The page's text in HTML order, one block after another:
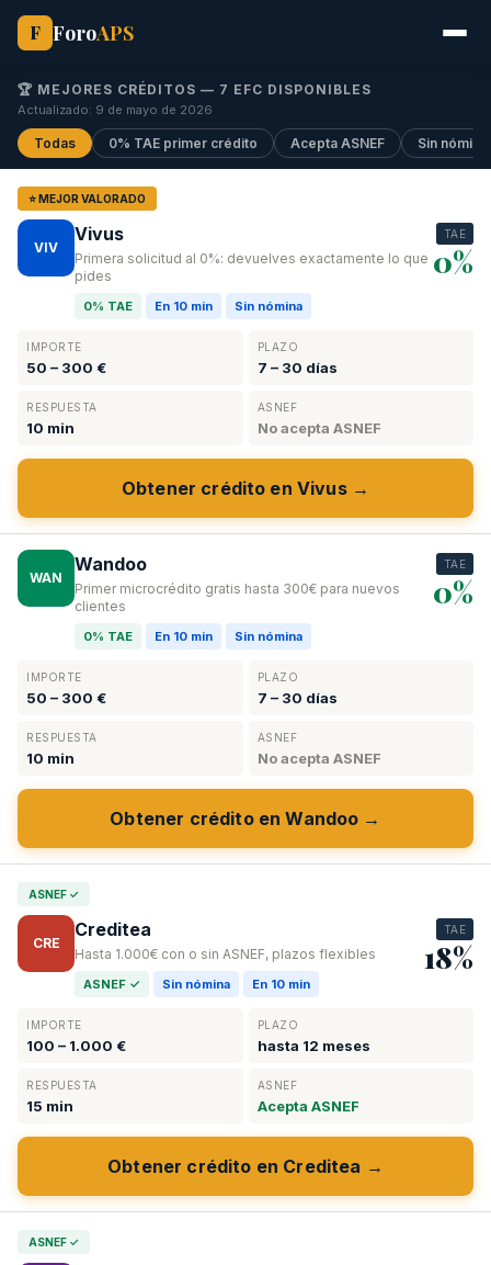
F ForoAPS
🏆 MEJORES CRÉDITOS — 7 EFC DISPONIBLES
Actualizado: 9 de mayo de 2026
Todas 0% TAE primer crédito Acepta ASNEF Sin nómina
⭐ MEJOR VALORADO
VIV
Vivus
Primera solicitud al 0%: devuelves exactamente lo que
pides
0% TAE En 10 min Sin nómina
TAE
0%
IMPORTE
50 – 300 €
PLAZO
7 – 30 días
RESPUESTA
10 min
ASNEF
No acepta ASNEF
Obtener crédito en Vivus →
WAN
Wandoo
Primer microcrédito gratis hasta 300€ para nuevos
clientes
0% TAE En 10 min Sin nómina
TAE
0%
IMPORTE
50 – 300 €
PLAZO
7 – 30 días
RESPUESTA
10 min
ASNEF
No acepta ASNEF
Obtener crédito en Wandoo →
ASNEF ✓
CRE
Creditea
Hasta 1.000€ con o sin ASNEF, plazos flexibles
ASNEF ✓ Sin nómina En 10 min
TAE
18%
IMPORTE
100 – 1.000 €
PLAZO
hasta 12 meses
RESPUESTA
15 min
ASNEF
Acepta ASNEF
Obtener crédito en Creditea →
ASNEF ✓